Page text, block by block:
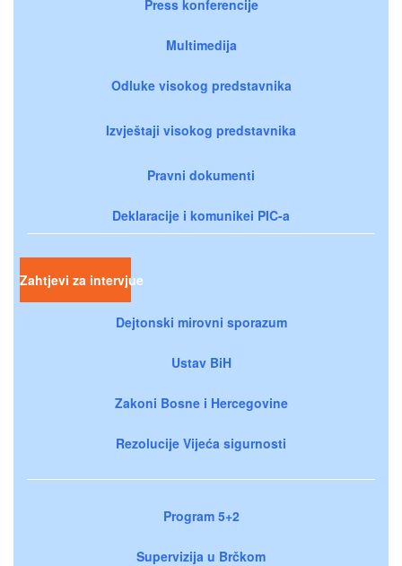
Press konferencije
Multimedija
Odluke visokog predstavnika
Izvještaji visokog predstavnika
Pravni dokumenti
Deklaracije i komunikei PIC-a
Zahtjevi za intervjue
Dejtonski mirovni sporazum
Ustav BiH
Zakoni Bosne i Hercegovine
Rezolucije Vijeća sigurnosti
Program 5+2
Supervizija u Brčkom